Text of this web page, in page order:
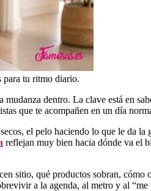
para tu ritmo diario.
dentro. La clave está en
que te acompañen en un día
el pelo haciendo lo que le da
reflejan muy bien hacia dónde va el
sitio, qué productos sobran,
a la agenda, al metro y al